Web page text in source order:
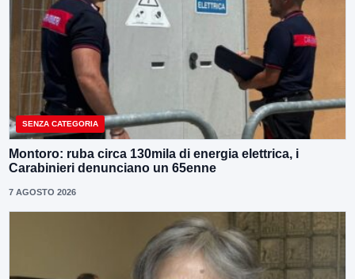
SENZA CATEGORIA
Montoro: ruba circa 130mila di energia elettrica, i
Carabinieri denunciano un 65enne
7 AGOSTO 2026